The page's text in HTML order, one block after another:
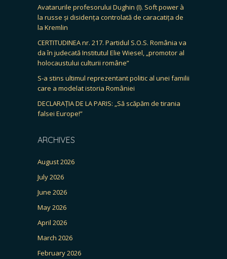
Avatarurile profesorului Dughin (I). Soft power à
la russe și disidența controlată de caracatița de
la Kremlin
CERTITUDINEA nr. 217. Partidul S.O.S. România va
da în judecată Institutul Elie Wiesel, „promotor al
holocaustului culturii române”
S-a stins ultimul reprezentant politic al unei familii
care a modelat istoria României
DECLARAȚIA DE LA PARIS: „Să scăpăm de tirania
falsei Europe!”
ARCHIVES
August 2026
July 2026
June 2026
May 2026
April 2026
March 2026
February 2026